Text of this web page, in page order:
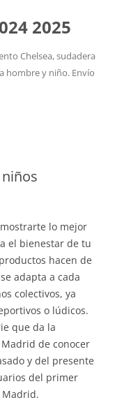
2025
Chelsea, sudadera
hombre y niño. Envío
lo mejor
el bienestar de tu
hacen de
adapta a cada
colectivos, ya
o lúdicos.
que da la
de conocer
y del presente
del primer
Madrid.